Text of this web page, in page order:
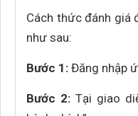
Cách thức đánh giá
như sau:
Bước 1: Đăng nhập
Bước 2: Tại giao